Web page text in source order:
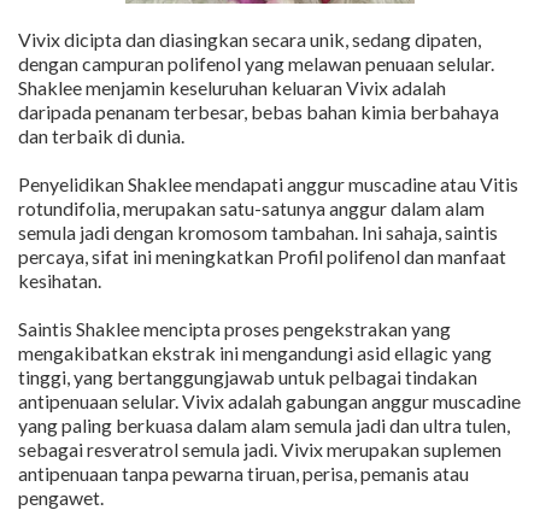
Vivix dicipta dan diasingkan secara unik, sedang dipaten,
dengan campuran polifenol yang melawan penuaan selular.
Shaklee menjamin keseluruhan keluaran Vivix adalah
daripada penanam terbesar, bebas bahan kimia berbahaya
dan terbaik di dunia.
Penyelidikan Shaklee mendapati anggur muscadine atau Vitis
rotundifolia, merupakan satu-satunya anggur dalam alam
semula jadi dengan kromosom tambahan. Ini sahaja, saintis
percaya, sifat ini meningkatkan Profil polifenol dan manfaat
kesihatan.
Saintis Shaklee mencipta proses pengekstrakan yang
mengakibatkan ekstrak ini mengandungi asid ellagic yang
tinggi, yang bertanggungjawab untuk pelbagai tindakan
antipenuaan selular. Vivix adalah gabungan anggur muscadine
yang paling berkuasa dalam alam semula jadi dan ultra tulen,
sebagai resveratrol semula jadi. Vivix merupakan suplemen
antipenuaan tanpa pewarna tiruan, perisa, pemanis atau
pengawet.